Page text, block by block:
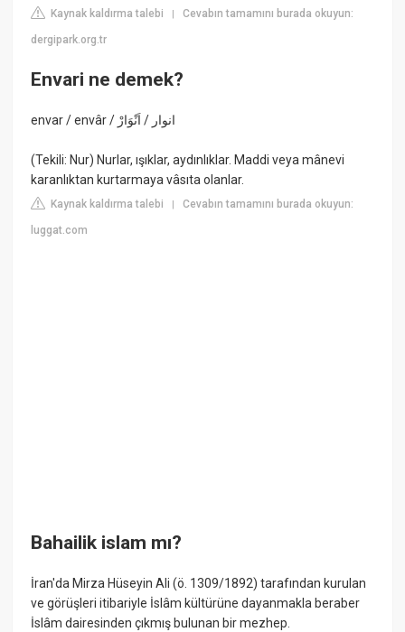
Kaynak kaldırma talebi |Cevabın tamamını burada okuyun:
dergipark.org.tr
Envari ne demek?
envar / envâr / انوار / اَنْوَارْ
(Tekili: Nur) Nurlar, ışıklar, aydınlıklar. Maddi veya mânevi
karanlıktan kurtarmaya vâsıta olanlar.
Kaynak kaldırma talebi |Cevabın tamamını burada okuyun:
luggat.com
Bahailik islam mı?
İran'da Mirza Hüseyin Ali (ö. 1309/1892) tarafından kurulan
ve görüşleri itibariyle İslâm kültürüne dayanmakla beraber
İslâm dairesinden çıkmış bulunan bir mezhep.